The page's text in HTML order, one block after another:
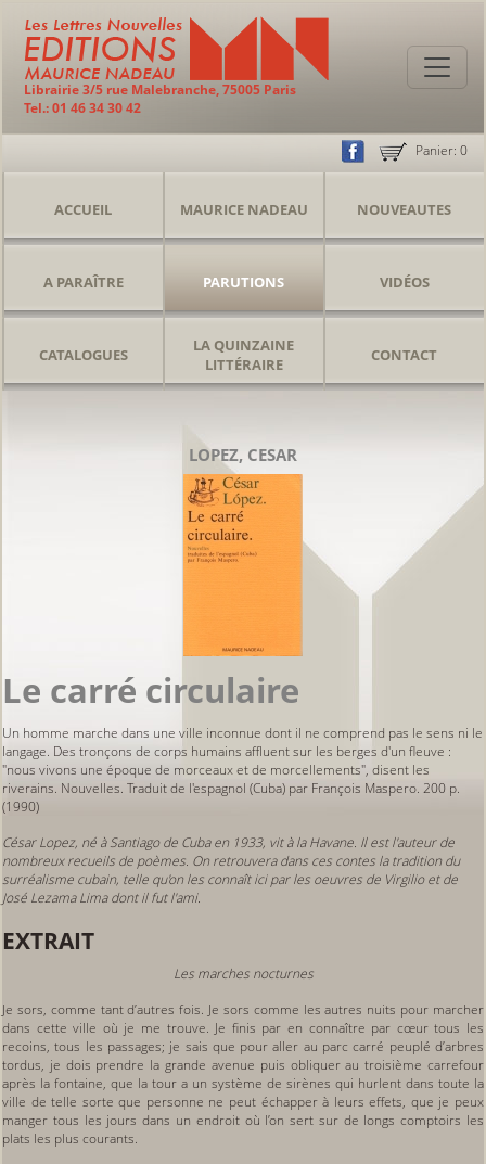
Librairie 3/5 rue Malebranche, 75005 Paris
Tel.: 01 46 34 30 42
Panier: 0
ACCUEIL MAURICE NADEAU NOUVEAUTES
A PARAÎTRE PARUTIONS VIDÉOS
CATALOGUES
LA QUINZAINE
LITTÉRAIRE
CONTACT
LOPEZ, CESAR
Le carré circulaire
Un homme marche dans une ville inconnue dont il ne comprend pas le sens ni le
langage. Des tronçons de corps humains affluent sur les berges d'un fleuve :
"nous vivons une époque de morceaux et de morcellements", disent les
riverains. Nouvelles. Traduit de l'espagnol (Cuba) par François Maspero. 200 p.
(1990)
César Lopez, né à Santiago de Cuba en 1933, vit à la Havane. Il est l'auteur de
nombreux recueils de poèmes. On retrouvera dans ces contes la tradition du
surréalisme cubain, telle qu'on les connaît ici par les oeuvres de Virgilio et de
José Lezama Lima dont il fut l'ami.
EXTRAIT
Les marches nocturnes
Je sors, comme tant d’autres fois. Je sors comme les autres nuits pour marcher
dans cette ville où je me trouve. Je finis par en connaître par cœur tous les
recoins, tous les passages; je sais que pour aller au parc carré peuplé d’arbres
tordus, je dois prendre la grande avenue puis obliquer au troisième carrefour
après la fontaine, que la tour a un système de sirènes qui hurlent dans toute la
ville de telle sorte que personne ne peut échapper à leurs effets, que je peux
manger tous les jours dans un endroit où l’on sert sur de longs comptoirs les
plats les plus courants.